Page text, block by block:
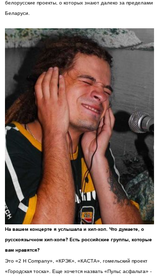
белорусские проекты, о которых знают далеко за пределами
Беларуси.
На вашем концерте я услышала и хип-хоп. Что думаете, о
русскоязычном хип-хопе? Есть российские группы, которые
вам нравятся?
Это «2 H Company», «КРЭК», «КАСТА», гомельский проект
«Городская тоска». Еще хочется назвать «Пульс асфальта» -